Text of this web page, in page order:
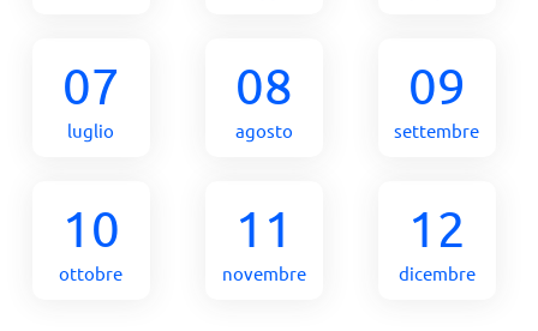
07
luglio
08
agosto
09
settembre
10
ottobre
11
novembre
12
dicembre